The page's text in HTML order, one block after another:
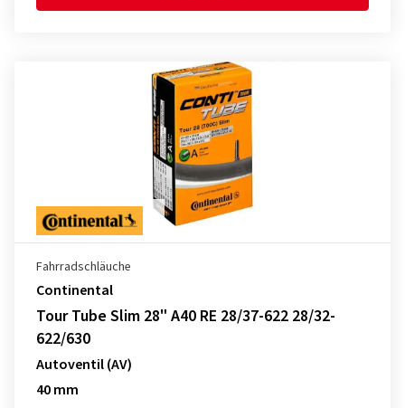
Fahrradschläuche
Continental
Tour Tube Slim 28" A40 RE 28/37-622 28/32-
622/630
Autoventil (AV)
40 mm